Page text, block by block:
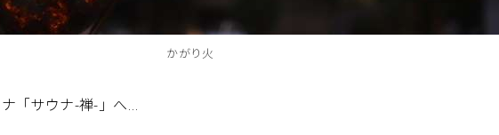
かがり火
「サウナ-禅-」へ…